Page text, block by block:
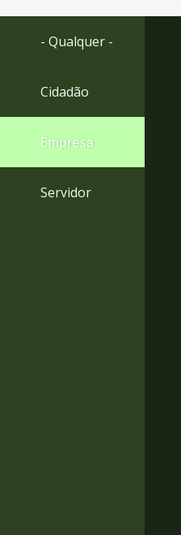
Ir
- Qualquer -
Cidadão
Empresa
Servidor